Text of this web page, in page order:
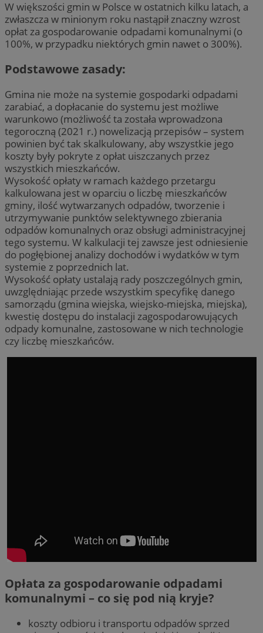
W większości gmin w Polsce w ostatnich kilku latach, a
zwłaszcza w minionym roku nastąpił znaczny wzrost
opłat za gospodarowanie odpadami komunalnymi (o
100%, w przypadku niektórych gmin nawet o 300%).
Podstawowe zasady:
Gmina nie może na systemie gospodarki odpadami
zarabiać, a dopłacanie do systemu jest możliwe
warunkowo (możliwość ta została wprowadzona
tegoroczną (2021 r.) nowelizacją przepisów – system
powinien być tak skalkulowany, aby wszystkie jego
koszty były pokryte z opłat uiszczanych przez
wszystkich mieszkańców.
Wysokość opłaty w ramach każdego przetargu
kalkulowana jest w oparciu o liczbę mieszkańców
gminy, ilość wytwarzanych odpadów, tworzenie i
utrzymywanie punktów selektywnego zbierania
odpadów komunalnych oraz obsługi administracyjnej
tego systemu. W kalkulacji tej zawsze jest odniesienie
do pogłębionej analizy dochodów i wydatków w tym
systemie z poprzednich lat.
Wysokość opłaty ustalają rady poszczególnych gmin,
uwzględniając przede wszystkim specyfikę danego
samorządu (gmina wiejska, wiejsko-miejska, miejska),
kwestię dostępu do instalacji zagospodarowujących
odpady komunalne, zastosowane w nich technologie
czy liczbę mieszkańców.
Opłata za gospodarowanie odpadami
komunalnymi – co się pod nią kryje?
koszty odbioru i transportu odpadów sprzed